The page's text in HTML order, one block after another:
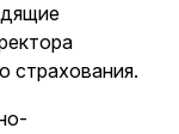
страхования.